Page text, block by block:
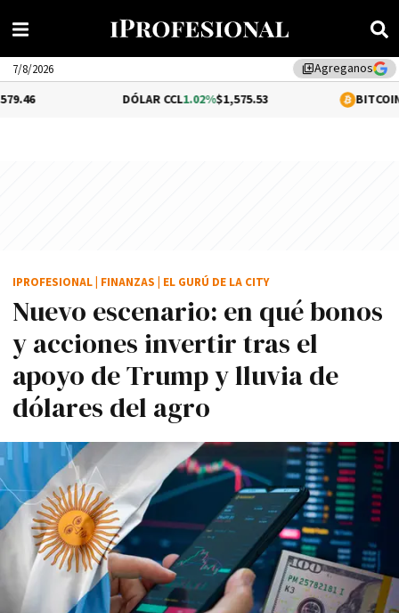
library_addAgreganos
7/8/2026
1.02%$1,575.53 -0.31%
Nuevo escenario: en qué bonos
y acciones invertir tras el
apoyo de Trump y lluvia de
dólares del agro
IPROFESIONAL FINANZAS EL GURÚ DE LA CITY